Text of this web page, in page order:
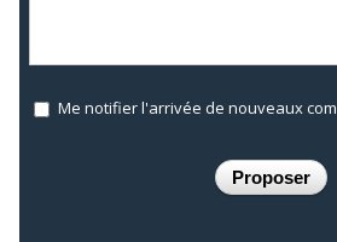
Me notifier l'arrivée de nouveaux